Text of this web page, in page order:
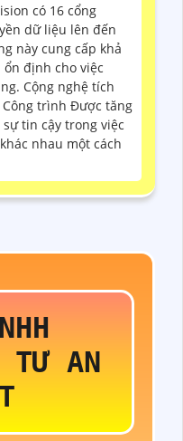
có 16 cổng
dữ liệu lên đến
này cung cấp khả
định cho việc
Cộng nghệ tích
trình Được tăng
tin cậy trong việc
nhau một cách
TƯ AN